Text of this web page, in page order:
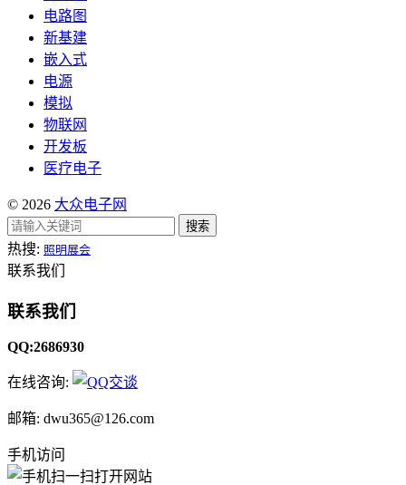
电路图
新基建
嵌入式
电源
模拟
物联网
开发板
医疗电子
© 2026 大众电子网
搜索
热搜: 照明展会
联系我们
联系我们
QQ:2686930
在线咨询:
邮箱: dwu365@126.com
手机访问